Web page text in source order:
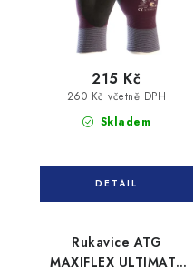
Skladem
260 Kč včetně DPH
215 Kč
Rukavice ATG
MAXIFLEX ULTIMATE